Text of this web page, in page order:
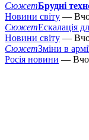
СюжетБрудні
Новини світу —
СюжетЕскалація
Новини світу —
СюжетЗміни в
Росія новини —